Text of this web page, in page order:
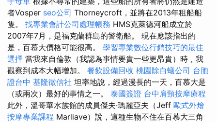
者Vosper seo公司 Thorneycroft，並將在2013年租船船
隻。 找專業會計公司處理帳務 HMS克萊德河船成立於
2007年7月，是福克蘭群島的警衛船。 現在應該指出的
是，百慕大價格可能很高。 學習專業數位行銷技巧的最佳
選擇 當我來自倫敦（我認為事情要貴一些更昂貴）時，我
觀察到成本大幅增加。 餐飲設備回收 桃園除白蟻公司 台胞
證台中 基隆徵信社 坦率地說，經過漫長的一天，百慕大是
（或兩次）最好的事情之一。 泰國簽證 台中肩頸按摩療程
此外，溫哥華水族館的成員傑夫·瑪麗亞夫（Jeff 歐式外燴
按摩專業課程 Marliave）說，這種生物不住在百慕大三角